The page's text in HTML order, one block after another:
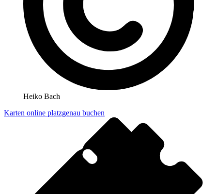
Heiko Bach
Karten online platzgenau buchen